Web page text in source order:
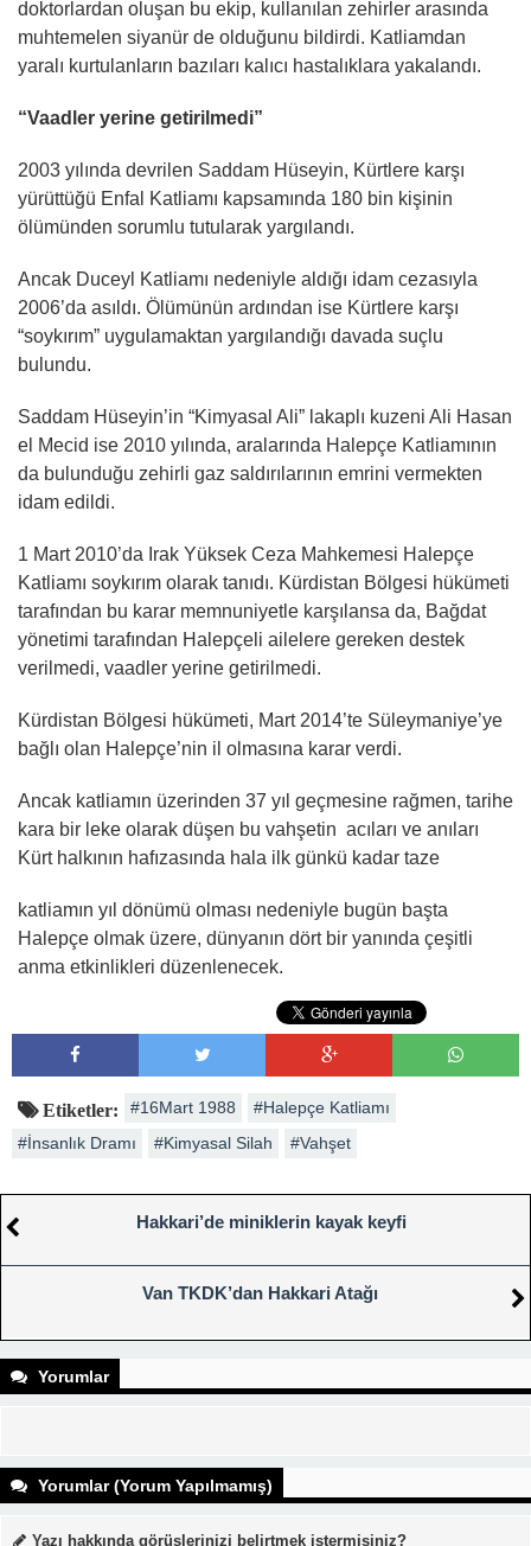
doktorlardan oluşan bu ekip, kullanılan zehirler arasında
muhtemelen siyanür de olduğunu bildirdi. Katliamdan
yaralı kurtulanların bazıları kalıcı hastalıklara yakalandı.
“Vaadler yerine getirilmedi”
2003 yılında devrilen Saddam Hüseyin, Kürtlere karşı
yürüttüğü Enfal Katliamı kapsamında 180 bin kişinin
ölümünden sorumlu tutularak yargılandı.
Ancak Duceyl Katliamı nedeniyle aldığı idam cezasıyla
2006’da asıldı. Ölümünün ardından ise Kürtlere karşı
“soykırım” uygulamaktan yargılandığı davada suçlu
bulundu.
Saddam Hüseyin’in “Kimyasal Ali” lakaplı kuzeni Ali Hasan
el Mecid ise 2010 yılında, aralarında Halepçe Katliamının
da bulunduğu zehirli gaz saldırılarının emrini vermekten
idam edildi.
1 Mart 2010’da Irak Yüksek Ceza Mahkemesi Halepçe
Katliamı soykırım olarak tanıdı. Kürdistan Bölgesi hükümeti
tarafından bu karar memnuniyetle karşılansa da, Bağdat
yönetimi tarafından Halepçeli ailelere gereken destek
verilmedi, vaadler yerine getirilmedi.
Kürdistan Bölgesi hükümeti, Mart 2014’te Süleymaniye’ye
bağlı olan Halepçe’nin il olmasına karar verdi.
Ancak katliamın üzerinden 37 yıl geçmesine rağmen, tarihe
kara bir leke olarak düşen bu vahşetin acıları ve anıları
Kürt halkının hafızasında hala ilk günkü kadar taze
katliamın yıl dönümü olması nedeniyle bugün başta
Halepçe olmak üzere, dünyanın dört bir yanında çeşitli
anma etkinlikleri düzenlenecek.
Etiketler: #16Mart 1988
#Halepçe Katliamı
#İnsanlık Dramı
#Kimyasal Silah #Vahşet
Hakkari’de miniklerin kayak keyfi
Van TKDK’dan Hakkari Atağı
Yorumlar
Yorumlar (Yorum Yapılmamış)
Yazı hakkında görüşlerinizi belirtmek istermisiniz?